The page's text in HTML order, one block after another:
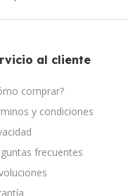
al cliente
comprar?
y condiciones
frecuentes